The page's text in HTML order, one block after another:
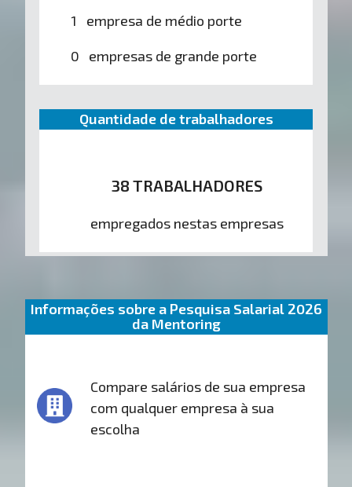
1 empresa de médio porte
0 empresas de grande porte
Quantidade de trabalhadores
38 TRABALHADORES
empregados nestas empresas
Informações sobre a Pesquisa Salarial 2026
da Mentoring
Compare salários de sua empresa
com qualquer empresa à sua
escolha